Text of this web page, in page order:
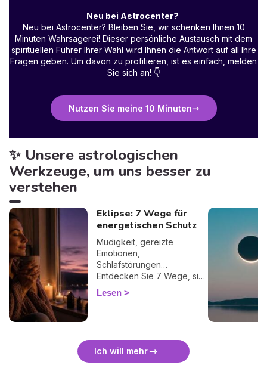
Neu bei Astrocenter?
Neu bei Astrocenter? Bleiben Sie, wir schenken Ihnen 10
Minuten Wahrsagerei! Dieser persönliche Austausch mit dem
spirituellen Führer Ihrer Wahl wird Ihnen die Antwort auf all Ihre
Fragen geben. Um davon zu profitieren, ist es einfach, melden
Sie sich an! 👇
Nutzen Sie meine 10 Minuten
✨ Unsere astrologischen
Werkzeuge, um uns besser zu
verstehen
Eklipse: 7 Wege für
energetischen Schutz
Müdigkeit, gereizte
Emotionen,
Schlafstörungen…
Entdecken Sie 7 Wege, sich
bei einer Finsternis
energetisch zu schützen
Lesen
Ich will mehr